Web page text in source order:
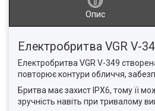
Опис
Електробритва VGR V-
Електробритва VGR V-349
повторює контури обличчя,
Бритва має захист IPX6, тому її
зручність навіть при тривалому